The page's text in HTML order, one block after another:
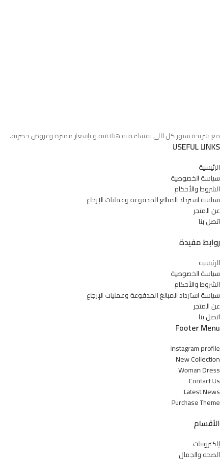
مع شريحة ستور كل اللي نفسك فيه هتلاقيه و بإسعار مميزة وعروض حصرية.
USEFUL LINKS
الرئيسية
سياسة الخصوصية
الشروط والأحكام
سياسة استرداد المبالغ المدفوعة وعمليات الإرجاع
عن المتجر
اتصل بنا
روابط مفيدة
الرئيسية
سياسة الخصوصية
الشروط والأحكام
سياسة استرداد المبالغ المدفوعة وعمليات الإرجاع
عن المتجر
اتصل بنا
Footer Menu
Instagram profile
New Collection
Woman Dress
Contact Us
Latest News
Purchase Theme
الأقسام
إلكترونيات
الصحه والجمال